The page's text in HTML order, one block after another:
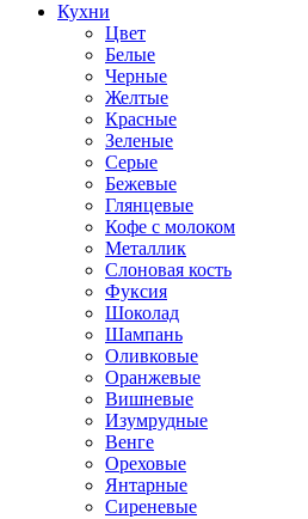
Кухни
Цвет
Белые
Черные
Желтые
Красные
Зеленые
Серые
Бежевые
Глянцевые
Кофе с молоком
Металлик
Слоновая кость
Фуксия
Шоколад
Шампань
Оливковые
Оранжевые
Вишневые
Изумрудные
Венге
Ореховые
Янтарные
Сиреневые